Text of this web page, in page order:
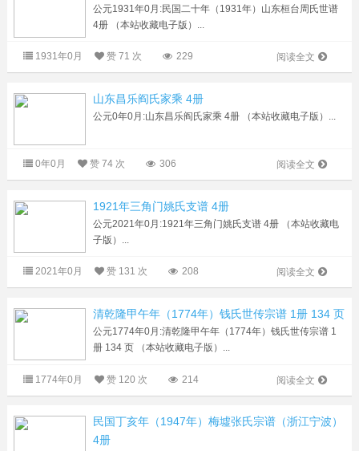
公元1931年0月:民国二十年（1931年）山东桓台周氏世谱
4册 （本站收藏电子版）...
阅读全文
1931年0月 赞71 次 229
山东昌乐阎氏家乘 4册
公元0年0月:山东昌乐阎氏家乘 4册 （本站收藏电子版）...
阅读全文
0年0月 赞74 次 306
1921年三角门姚氏支谱 4册
公元2021年0月:1921年三角门姚氏支谱 4册 （本站收藏电
子版）...
阅读全文
2021年0月 赞 131 次 208
清乾隆甲午年（1774年）钱氏世传宗谱 1册 134 页
公元1774年0月:清乾隆甲午年（1774年）钱氏世传宗谱 1
册 134 页 （本站收藏电子版）...
阅读全文
1774年0月 赞 120 次 214
民国丁亥年（1947年）梅墟张氏宗谱（浙江宁波）
4册